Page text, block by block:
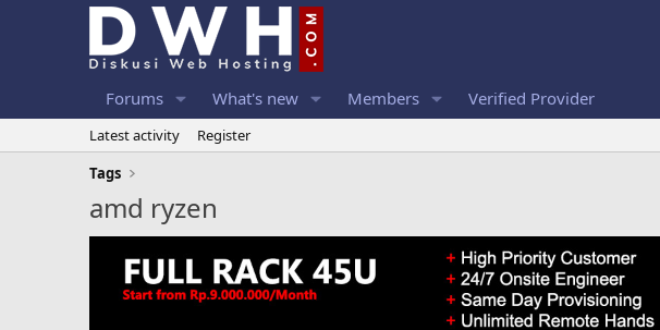
Forums What's new Members Verified Provider
Latest activity
Register
Tags
amd ryzen